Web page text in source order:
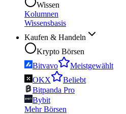
Wissen
Kolumnen
Wissensbasis
Kaufen & Handeln
Krypto Börsen
Bitvavo
Meistgewählt
OKX
Beliebt
Bitpanda Pro
Bybit
Mehr Börsen